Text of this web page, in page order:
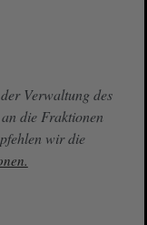
Verwaltung des
die Fraktionen
wir die